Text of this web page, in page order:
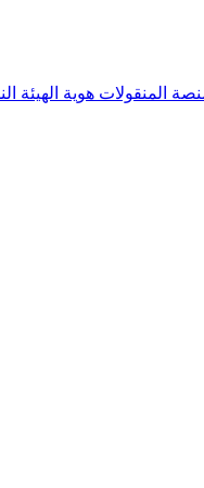
المنقولات هوية الهيئة